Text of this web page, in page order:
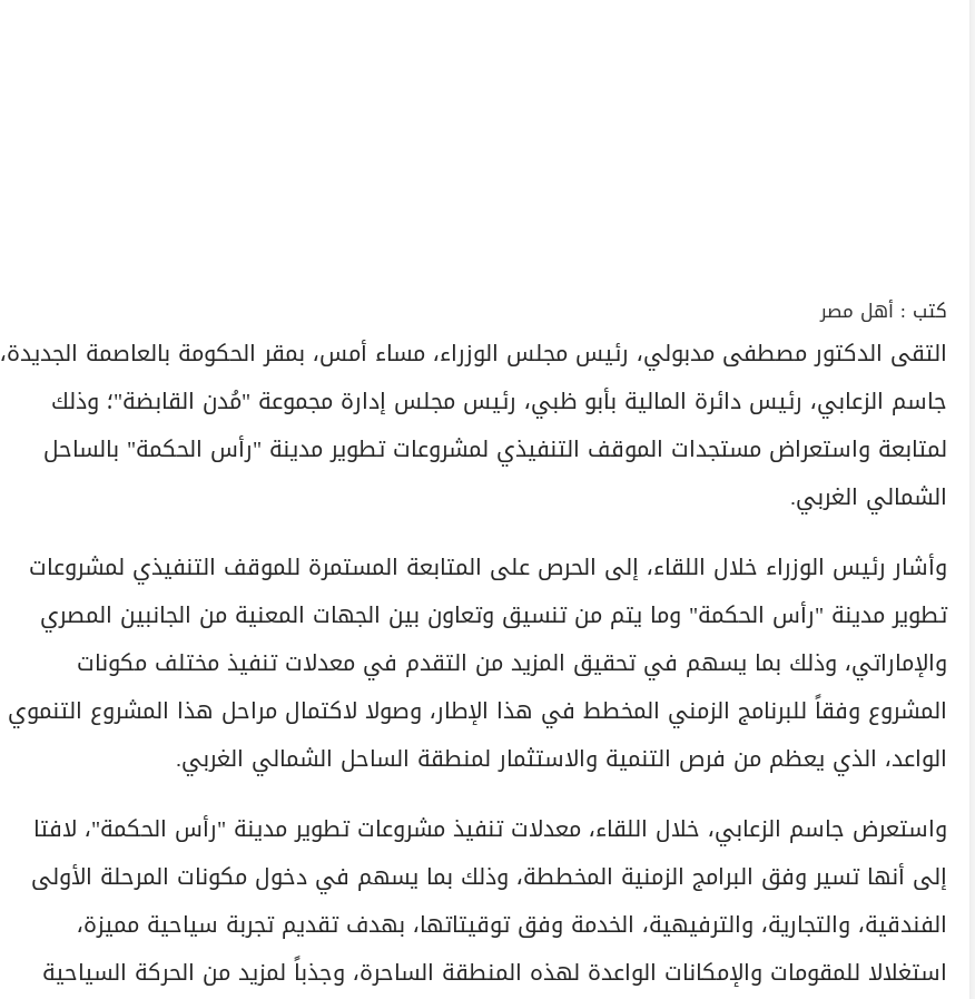
كتب : أهل مصر
التقى الدكتور مصطفى مدبولي، رئيس مجلس الوزراء، مساء أمس، بمقر الحكومة بالعاصمة الجديدة،
جاسم الزعابي، رئيس دائرة المالية بأبو ظبي، رئيس مجلس إدارة مجموعة "مُدن القابضة"؛ وذلك
لمتابعة واستعراض مستجدات الموقف التنفيذي لمشروعات تطوير مدينة "رأس الحكمة" بالساحل
الشمالي الغربي.
وأشار رئيس الوزراء خلال اللقاء، إلى الحرص على المتابعة المستمرة للموقف التنفيذي لمشروعات
تطوير مدينة "رأس الحكمة" وما يتم من تنسيق وتعاون بين الجهات المعنية من الجانبين المصري
والإماراتي، وذلك بما يسهم في تحقيق المزيد من التقدم في معدلات تنفيذ مختلف مكونات
المشروع وفقاً للبرنامج الزمني المخطط في هذا الإطار، وصولا لاكتمال مراحل هذا المشروع التنموي
الواعد، الذي يعظم من فرص التنمية والاستثمار لمنطقة الساحل الشمالي الغربي.
واستعرض جاسم الزعابي، خلال اللقاء، معدلات تنفيذ مشروعات تطوير مدينة "رأس الحكمة"، لافتا
إلى أنها تسير وفق البرامج الزمنية المخططة، وذلك بما يسهم في دخول مكونات المرحلة الأولى
الفندقية، والتجارية، والترفيهية، الخدمة وفق توقيتاتها، بهدف تقديم تجربة سياحية مميزة،
استغلالا للمقومات والإمكانات الواعدة لهذه المنطقة الساحرة، وجذباً لمزيد من الحركة السياحية